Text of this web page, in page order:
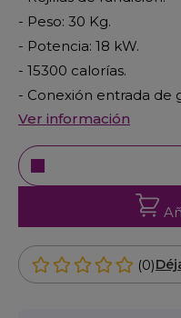
- Peso: 30 Kg.
- Potencia: 18 kW.
- 15300 calorías.
- Conexión entrada de
Ver información
(0)